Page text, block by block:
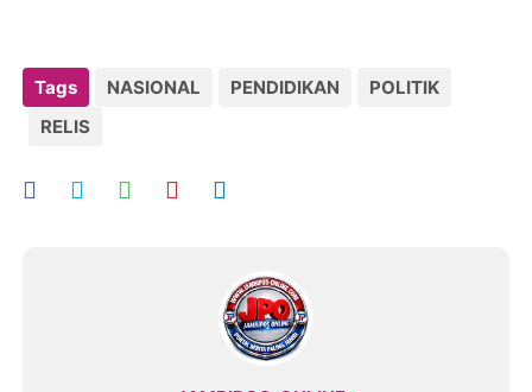
Tags NASIONAL PENDIDIKAN
POLITIK
RELIS